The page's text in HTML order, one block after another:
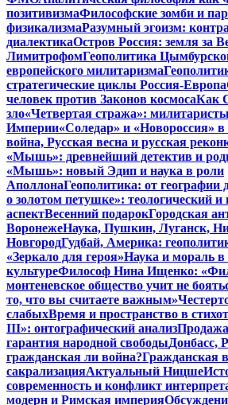
позитивизмаФилософские зомби и
физикализмаРазумный эгоизм:
диалектикаОстров Россия: земля за
ЛимитрофомГеополитика
европейского милитаризма
стратегические циклы Россия-Европа
человек против Законов космосаКак
зло«Четвертая стража»:
Империи«Соледар» и «Новороссия»
война, Русская весна и русская
«Мышь»: древнейший детектив и
«Мышь»: новый Эдип и наука в роли
АполлонаГеополитика: от географии
о золотом петушке»: теологический и
аспектВесенний подарокГородская
ВоронежеНаука, Пушкин, Луганск,
НовгородГудбай, Америка:
«Зеркало для героя»Наука и мораль в
культуреФилософ Нина Ищенко:
монтеневское общество учит не
то, что вы считаете важным»
слабыхВремя и пространство в
III»: онтографический анализ
гарантия народной свободыДонбасс,
гражданская ли война?Гражданская
сакрализацияАктуальный Ницше
современность и конфликт
модерн и Римская империя